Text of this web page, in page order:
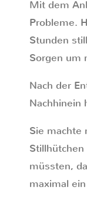
Mit dem
Probleme.
Stunden
Sorgen um
Nach der
Nachhinein
Sie machte
müssten,
maximal